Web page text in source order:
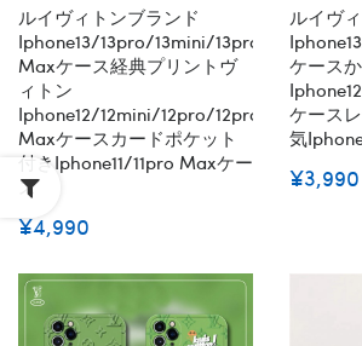
ルイヴィトンブランド
Iphone13/13pro/13mini/13pro
Maxケース経典プリントヴ
ィトン
Iphone12/12mini/12pro/12pro
Maxケースカードポケット
付きiphone11/11pro Maxケー
ス
¥4,990
ルイヴ
ケース
ケース
気
¥3,990